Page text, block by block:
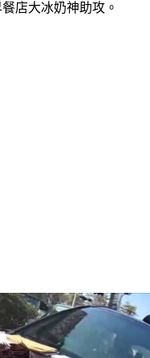
店大冰奶神助攻。